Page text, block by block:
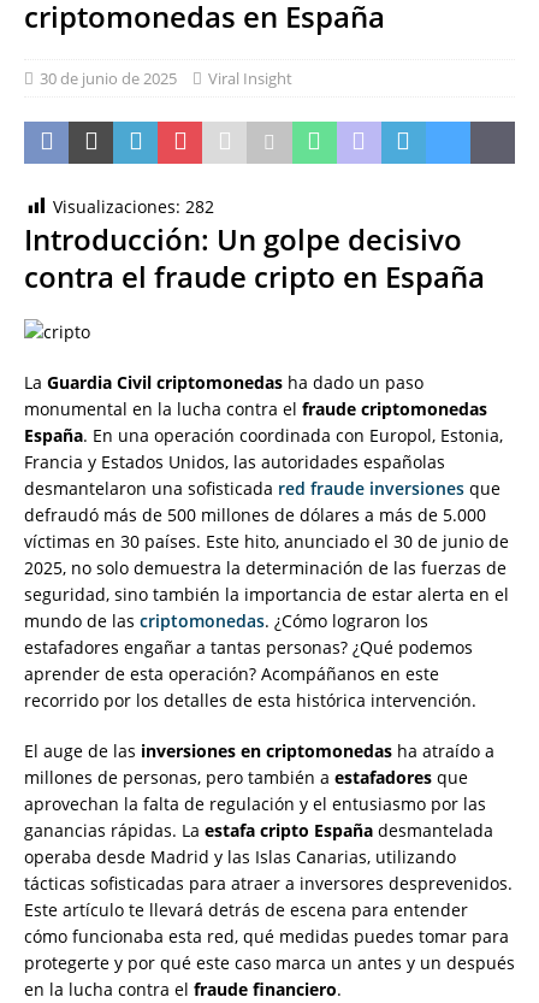
criptomonedas en España
30 de junio de 2025 Viral Insight
Visualizaciones: 282
Introducción: Un golpe decisivo
contra el fraude cripto en España
La Guardia Civil criptomonedas ha dado un paso
monumental en la lucha contra el fraude criptomonedas
España. En una operación coordinada con Europol, Estonia,
Francia y Estados Unidos, las autoridades españolas
desmantelaron una sofisticada red fraude inversiones que
defraudó más de 500 millones de dólares a más de 5.000
víctimas en 30 países. Este hito, anunciado el 30 de junio de
2025, no solo demuestra la determinación de las fuerzas de
seguridad, sino también la importancia de estar alerta en el
mundo de las criptomonedas. ¿Cómo lograron los
estafadores engañar a tantas personas? ¿Qué podemos
aprender de esta operación? Acompáñanos en este
recorrido por los detalles de esta histórica intervención.
El auge de las inversiones en criptomonedas ha atraído a
millones de personas, pero también a estafadores que
aprovechan la falta de regulación y el entusiasmo por las
ganancias rápidas. La estafa cripto España desmantelada
operaba desde Madrid y las Islas Canarias, utilizando
tácticas sofisticadas para atraer a inversores desprevenidos.
Este artículo te llevará detrás de escena para entender
cómo funcionaba esta red, qué medidas puedes tomar para
protegerte y por qué este caso marca un antes y un después
en la lucha contra el fraude financiero.